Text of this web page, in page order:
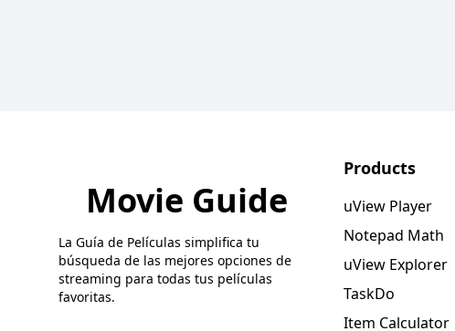
Movie Guide
La Guía de Películas simplifica tu
búsqueda de las mejores opciones de
streaming para todas tus películas
favoritas.
Products
uView Player
Notepad Math
uView Explorer
TaskDo
Item Calculator